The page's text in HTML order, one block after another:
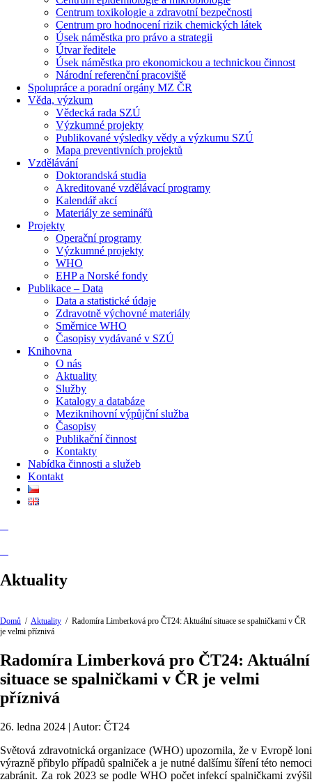
Centrum toxikologie a zdravotní bezpečnosti
Centrum pro hodnocení rizik chemických látek
Úsek náměstka pro právo a strategii
Útvar ředitele
Úsek náměstka pro ekonomickou a technickou činnost
Národní referenční pracoviště
Spolupráce a poradní orgány MZ ČR
Věda, výzkum
Vědecká rada SZÚ
Výzkumné projekty
Publikované výsledky vědy a výzkumu SZÚ
Mapa preventivních projektů
Vzdělávání
Doktorandská studia
Akreditované vzdělávací programy
Kalendář akcí
Materiály ze seminářů
Projekty
Operační programy
Výzkumné projekty
WHO
EHP a Norské fondy
Publikace – Data
Data a statistické údaje
Zdravotně výchovné materiály
Směrnice WHO
Časopisy vydávané v SZÚ
Knihovna
O nás
Aktuality
Služby
Katalogy a databáze
Meziknihovní výpůjční služba
Časopisy
Publikační činnost
Kontakty
Nabídka činnosti a služeb
Kontakt
Aktuality
Domů / Aktuality / Radomíra Limberková pro ČT24: Aktuální situace se spalničkami v ČR
je velmi příznivá
Radomíra Limberková pro ČT24: Aktuální
situace se spalničkami v ČR je velmi
příznivá
26. ledna 2024 | Autor: ČT24
Světová zdravotnická organizace (WHO) upozornila, že v Evropě loni
výrazněpřibylopřípadůspalniček a je nutné dalšímu šíření této nemoci
zabránit. Za rok2023se podle WHO počet infekcí spalničkamizvýšil